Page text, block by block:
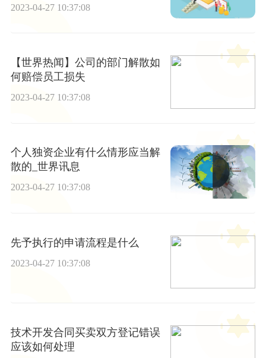
2023-04-27 10:37:08
【世界热闻】公司的部门解散如
何赔偿员工损失
2023-04-27 10:37:08
个人独资企业有什么情形应当解
散的_世界讯息
2023-04-27 10:37:08
先予执行的申请流程是什么
2023-04-27 10:37:08
技术开发合同买卖双方登记错误
应该如何处理